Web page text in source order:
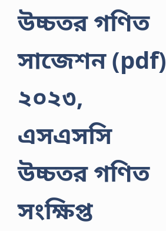
উচ্চতর গণিত
সাজেশন (pdf)
২০২৩,
এসএসসি
উচ্চতর গণিত
সংক্ষিপ্ত